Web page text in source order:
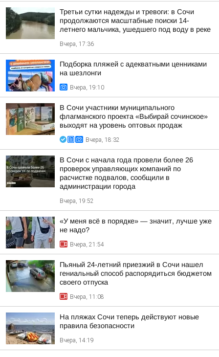
Третьи сутки надежды и тревоги: в Сочи
продолжаются масштабные поиски 14-
летнего мальчика, ушедшего под воду в реке
Вчера, 17:36
Подборка пляжей с адекватными ценниками
на шезлонги
Вчера, 19:10
В Сочи участники муниципального
флагманского проекта «Выбирай сочинское»
выходят на уровень оптовых продаж
Вчера, 18:32
В Сочи с начала года провели более 26
проверок управляющих компаний по
расчистке подвалов, сообщили в
администрации города
Вчера, 19:52
«У меня всё в порядке» — значит, лучше уже
не надо?
Вчера, 21:54
Пьяный 24-летний приезжий в Сочи нашел
гениальный способ распорядиться бюджетом
своего отпуска
Вчера, 11:08
На пляжах Сочи теперь действуют новые
правила безопасности
Вчера, 14:19